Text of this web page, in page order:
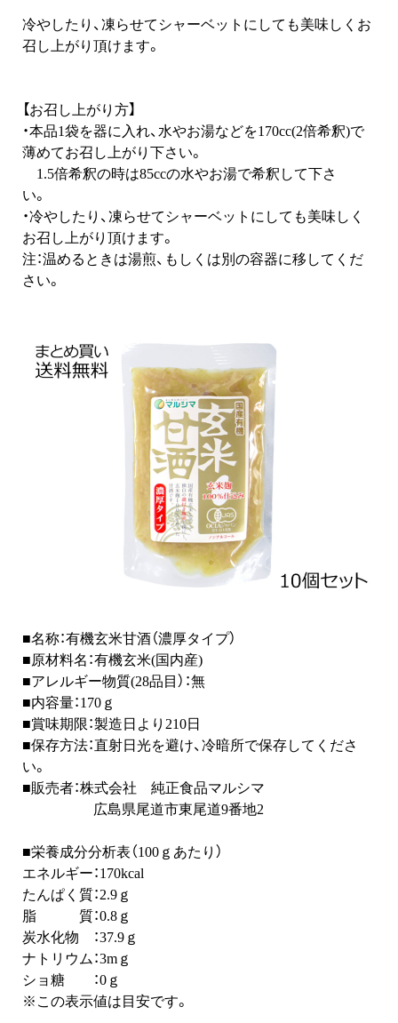
冷やしたり、凍らせてシャーベットにしても美味しくお
召し上がり頂けます。
【お召し上がり方】
・本品1袋を器に入れ、水やお湯などを170cc(2倍希釈)で
薄めてお召し上がり下さい。
1.5倍希釈の時は85ccの水やお湯で希釈して下さ
い。
・冷やしたり、凍らせてシャーベットにしても美味しく
お召し上がり頂けます。
注：温めるときは湯煎、もしくは別の容器に移してくだ
さい。
■名称：有機玄米甘酒（濃厚タイプ）
■原材料名：有機玄米(国内産)
■アレルギー物質(28品目）：無
■内容量：170ｇ
■賞味期限：製造日より210日
■保存方法：直射日光を避け、冷暗所で保存してくださ
い。
■販売者：株式会社 純正食品マルシマ
広島県尾道市東尾道9番地2
■栄養成分分析表（100ｇあたり）
エネルギー：170kcal
たんぱく質：2.9ｇ
脂 質：0.8ｇ
炭水化物 ：37.9ｇ
ナトリウム：3mｇ
ショ糖 ：0ｇ
※この表示値は目安です。